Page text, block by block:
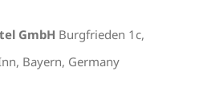
GmbH Burgfrieden 1c,
Bayern, Germany